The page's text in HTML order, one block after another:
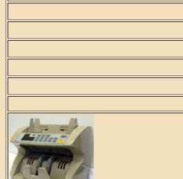
Service